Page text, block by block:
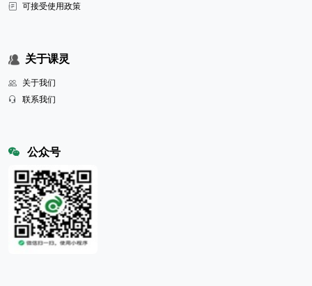
可接受使用政策
关于课灵
关于我们
联系我们
公众号